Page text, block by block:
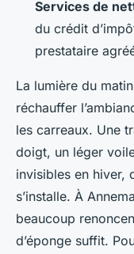
Services de
du crédit
prestataire
La lumière du
réchauffer
les carreaux. Une
doigt, un léger
invisibles en hiver,
s’installe. À
beaucoup
d’éponge suffit.